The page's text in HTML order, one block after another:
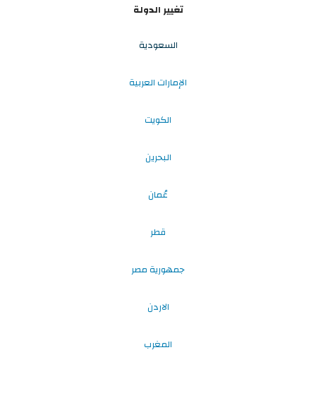
تغيير الدولة
السعودية
الإمارات العربية
الكويت
البحرين
عُمان
قطر
جمهورية مصر
الاردن
المغرب